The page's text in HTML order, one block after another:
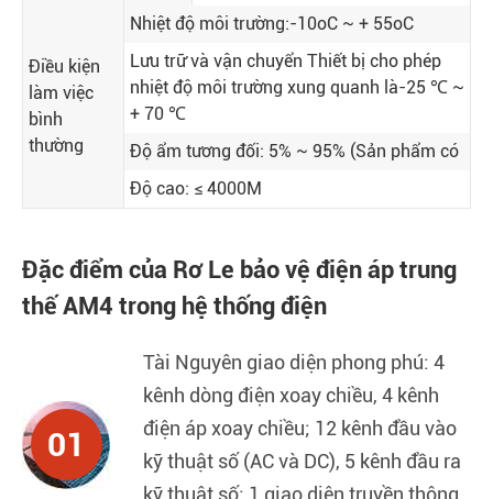
Điều kiện
làm việc
bình
thường
Nhiệt độ môi trường:-10oC ~ + 55oC
Lưu trữ và vận chuyển Thiết bị cho phép
nhiệt độ môi trường xung quanh là-25 ℃ ~
+ 70 ℃
Độ ẩm tương đối: 5% ~ 95% (Sản phẩm có
Độ cao: ≤ 4000M
Đặc điểm của Rơ Le bảo vệ điện áp trung
thế AM4 trong hệ thống điện
01
Tài Nguyên giao diện phong phú: 4
kênh dòng điện xoay chiều, 4 kênh
điện áp xoay chiều; 12 kênh đầu vào
kỹ thuật số (AC và DC), 5 kênh đầu ra
kỹ thuật số; 1 giao diện truyền thông